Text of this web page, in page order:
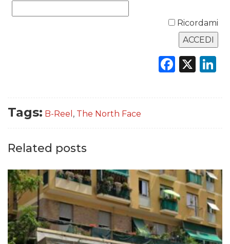
Ricordami
X
Tags: B-Reel , The North Face
Related posts